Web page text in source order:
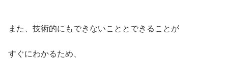
また、技術的にもできないこととできることが
すぐにわかるため、